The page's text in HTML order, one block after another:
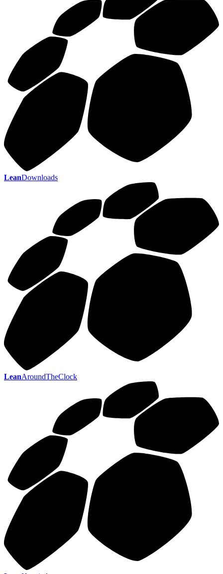
LeanDownloads
LeanAroundTheClock